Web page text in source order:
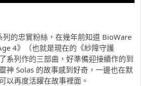
的忠實粉絲，在幾年前知道 BioWare
4》（也就是現在的《紗障守護
系列作的三部曲，好準備迎接續作的到
神 Solas 的故事感到好奇，一邊也在默
以再度活躍在故事裡面。